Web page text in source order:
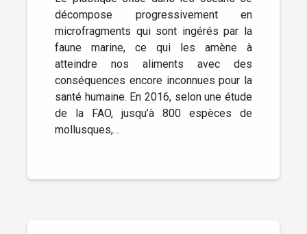
décompose progressivement en
microfragments qui sont ingérés par la
faune marine, ce qui les amène à
atteindre nos aliments avec des
conséquences encore inconnues pour la
santé humaine. En 2016, selon une étude
de la FAO, jusqu’à 800 espèces de
mollusques,...